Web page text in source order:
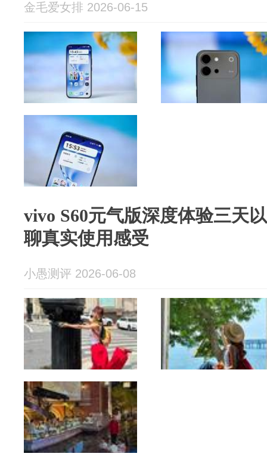
金毛爱女排 2026-06-15
vivo S60元气版深度体验三天
聊真实使用感受
小愚测评 2026-06-08